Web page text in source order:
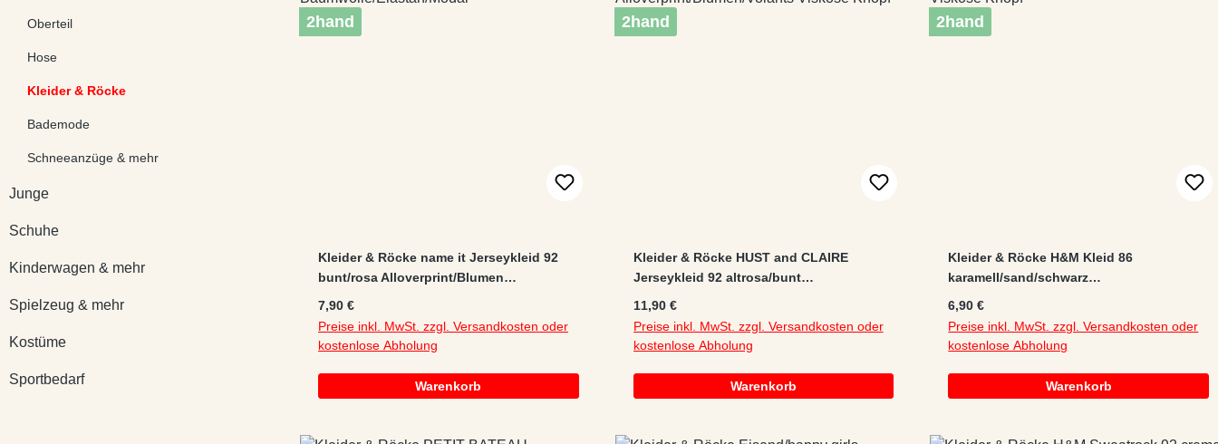
Oberteil
Hose
Kleider & Röcke
Bademode
Schneeanzüge & mehr
Junge
Schuhe
Kinderwagen & mehr
Spielzeug & mehr
Kostüme
Sportbedarf
2hand
Kleider & Röcke name it Jerseykleid 92
bunt/rosa Alloverprint/Blumen
Regulärer Preis:
7,90 €
Preise inkl. MwSt. zzgl. Versandkosten oder
kostenlose Abholung
Warenkorb
2hand
Kleider & Röcke HUST and CLAIRE
Jerseykleid 92 altrosa/bunt
Regulärer Preis:
11,90 €
Preise inkl. MwSt. zzgl. Versandkosten oder
kostenlose Abholung
Warenkorb
2hand
Kleider & Röcke H&M Kleid 86
karamell/sand/schwarz
Regulärer Preis:
6,90 €
Preise inkl. MwSt. zzgl. Versandkosten oder
kostenlose Abholung
Warenkorb